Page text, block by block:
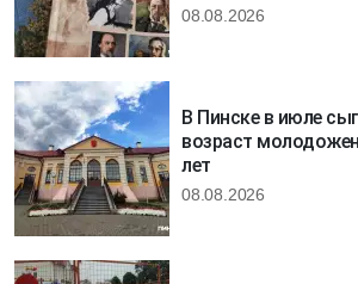
08.08.2026
В Пинске в июле
возраст
лет
08.08.2026